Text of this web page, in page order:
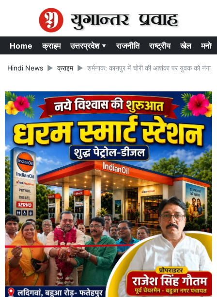
Home क्राइम उत्तरप्रदेश ▾ राजनीति राष्ट्रीय खेल
Hindi News क्राइम शर्मनाक: कानपुर में चोरी की आशंका पर युवक को नंगा